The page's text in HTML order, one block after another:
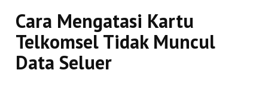
Cara Mengatasi Kartu
Telkomsel Tidak Muncul
Data Seluer